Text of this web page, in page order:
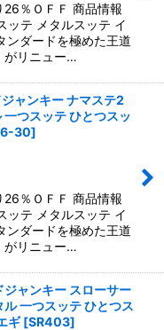
26％ＯＦＦ 商品情報
ッテ メタルスッテ イ
ンダードを極めた王道
がリニュー…
ャンキー ナマステ2
つスッテ ひとつスッ
30]
26％ＯＦＦ 商品情報
ッテ メタルスッテ イ
ンダードを極めた王道
がリニュー…
ャンキー スローサー
一つスッテ ひとつス
ギ [SR403]